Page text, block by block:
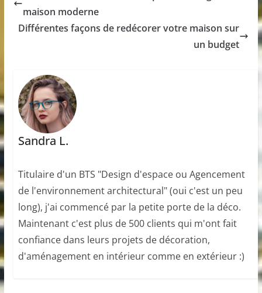
maison moderne
Différentes façons de redécorer votre maison sur
un budget
Sandra L.
Titulaire d'un BTS "Design d'espace ou Agencement
de l'environnement architectural" (oui c'est un peu
long), j'ai commencé par la petite porte de la déco.
Maintenant c'est plus de 500 clients qui m'ont fait
confiance dans leurs projets de décoration,
d'aménagement en intérieur comme en extérieur :)